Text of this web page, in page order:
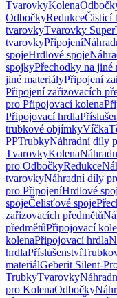
TvarovkyKolena
OdbočkyRedukceČisticí
tvarovkyTvarovky
tvarovkyPřipojení
spojeHrdlové spoje
spojkyPřechodky na jiné
jiné materiályPřipojení
Připojení zařizovacích
pro Připojovací kolena
Připojovací hrdla
trubkové objímkyVíčka
PPTrubkyNáhradní díly
TvarovkyKolena
pro OdbočkyRedukce
tvarovkyNáhradní díly
pro PřipojeníHrdlové
spojeČelisťové spoje
zařizovacích předmětů
předmětůPřipojovací
kolenaPřipojovací hrdla
hrdlaPříslušenství
materiálGeberit Silent-
TrubkyTvarovky
pro KolenaOdbočky